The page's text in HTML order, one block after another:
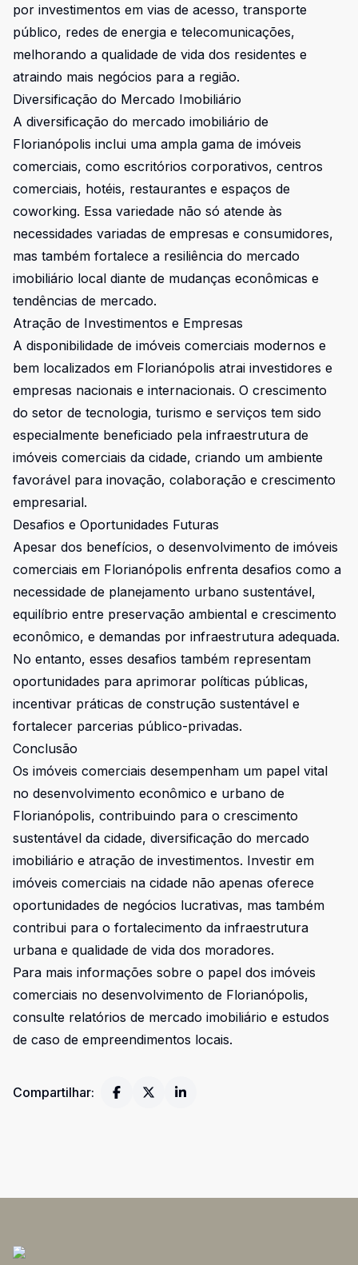
por investimentos em vias de acesso, transporte
público, redes de energia e telecomunicações,
melhorando a qualidade de vida dos residentes e
atraindo mais negócios para a região.
Diversificação do Mercado Imobiliário
A diversificação do mercado imobiliário de
Florianópolis inclui uma ampla gama de imóveis
comerciais, como escritórios corporativos, centros
comerciais, hotéis, restaurantes e espaços de
coworking. Essa variedade não só atende às
necessidades variadas de empresas e consumidores,
mas também fortalece a resiliência do mercado
imobiliário local diante de mudanças econômicas e
tendências de mercado.
Atração de Investimentos e Empresas
A disponibilidade de imóveis comerciais modernos e
bem localizados em Florianópolis atrai investidores e
empresas nacionais e internacionais. O crescimento
do setor de tecnologia, turismo e serviços tem sido
especialmente beneficiado pela infraestrutura de
imóveis comerciais da cidade, criando um ambiente
favorável para inovação, colaboração e crescimento
empresarial.
Desafios e Oportunidades Futuras
Apesar dos benefícios, o desenvolvimento de imóveis
comerciais em Florianópolis enfrenta desafios como a
necessidade de planejamento urbano sustentável,
equilíbrio entre preservação ambiental e crescimento
econômico, e demandas por infraestrutura adequada.
No entanto, esses desafios também representam
oportunidades para aprimorar políticas públicas,
incentivar práticas de construção sustentável e
fortalecer parcerias público-privadas.
Conclusão
Os imóveis comerciais desempenham um papel vital
no desenvolvimento econômico e urbano de
Florianópolis, contribuindo para o crescimento
sustentável da cidade, diversificação do mercado
imobiliário e atração de investimentos. Investir em
imóveis comerciais na cidade não apenas oferece
oportunidades de negócios lucrativas, mas também
contribui para o fortalecimento da infraestrutura
urbana e qualidade de vida dos moradores.
Para mais informações sobre o papel dos imóveis
comerciais no desenvolvimento de Florianópolis,
consulte relatórios de mercado imobiliário e estudos
de caso de empreendimentos locais.
Compartilhar: